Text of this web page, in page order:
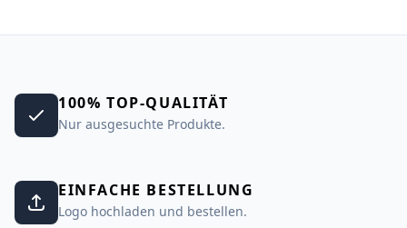
100% TOP-QUALITÄT
Nur ausgesuchte Produkte.
EINFACHE BESTELLUNG
Logo hochladen und bestellen.